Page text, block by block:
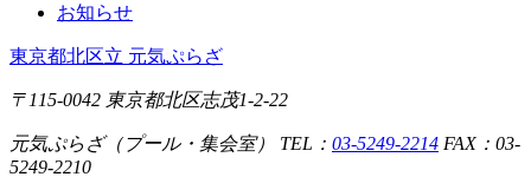
お知らせ
東京都北区立 元気ぷらざ
〒115-0042 東京都北区志茂1-2-22
元気ぷらざ（プール・集会室） TEL： 03-5249-2214 FAX：03-
5249-2210